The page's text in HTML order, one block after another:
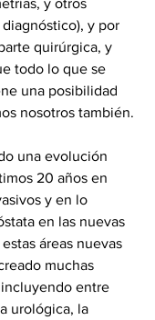
y otros
y por
quirúrgica, y
todo lo que se
una posibilidad
nosotros también.
una evolución
20 años en
y en lo
en las nuevas
áreas nuevas
muchas
entre
urológica, la